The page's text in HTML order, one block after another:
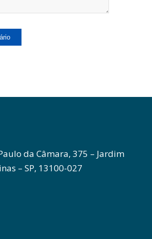
da Câmara, 375 – Jardim
– SP, 13100-027